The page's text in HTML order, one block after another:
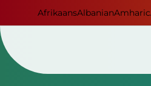
AfrikaansAlbanianAmharic